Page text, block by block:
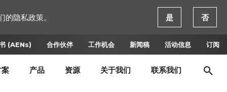
(AENs) 合作伙伴 工作机会 新闻稿 活动信息 订阅
产品 资源 关于我们 联系我们
隐私政策。 是 否